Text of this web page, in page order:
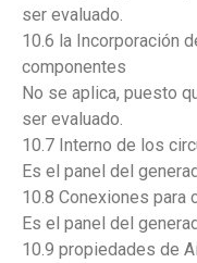
ser evaluado.
10.6 la Incorporación
componentes
No se aplica, puesto
ser evaluado.
10.7 Interno de los
Es el panel del
10.8 Conexiones para
Es el panel del
10.9 propiedades de